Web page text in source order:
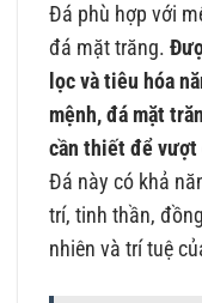
Đá phù hợp với
đá mặt trăng.
lọc và tiêu hóa
mệnh, đá mặt
cần thiết để vượt
Đá này có khả
trí, tinh thần,
nhiên và trí tuệ